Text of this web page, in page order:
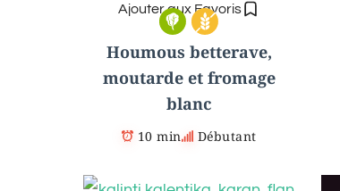
Ajouter aux Favoris
Houmous betterave,
moutarde et fromage
blanc
10 min Débutant